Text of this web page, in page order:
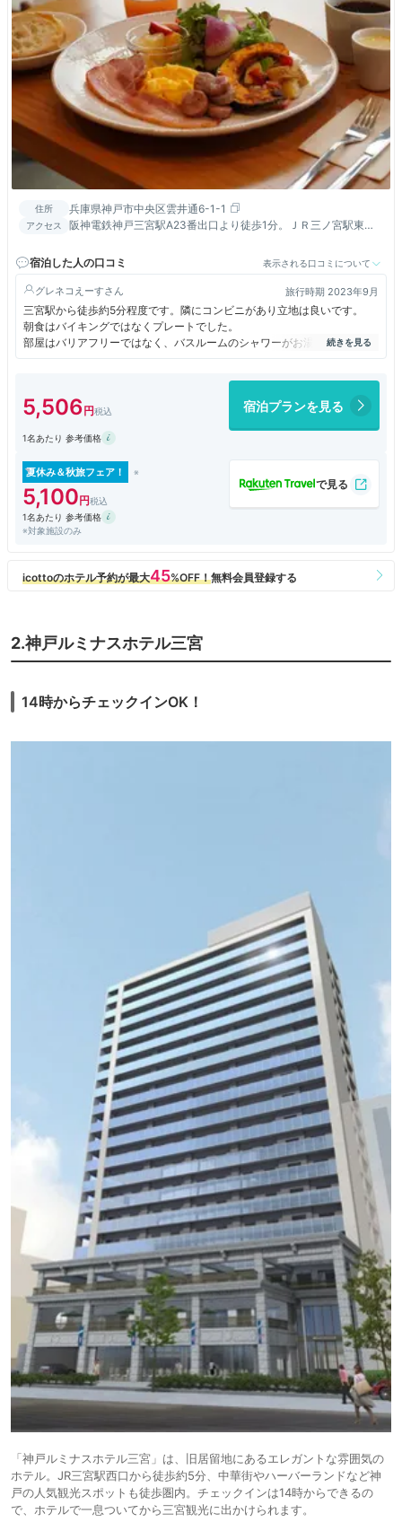
住所 兵庫県神戸市中央区雲井通6-1-1
アクセス
阪神電鉄神戸三宮駅A23番出口より徒歩1分。ＪＲ三ノ宮駅東口
宿泊した人の口コミ
表示される口コミについて
グレネコえーす 旅行時期 2023年9月
三宮駅から徒歩約5分程度です。隣にコンビニがあり立地は良いです。
朝食はバイキングではなくプレートでした。
部屋はバリアフリーではなく、バスルームのシャワーがお湯と水をそれぞ
れ調節するタイプで不便でした。
ポットはデロンギでしたが。
5,506 宿泊プランを見る
1名あたり 参考価格
夏休み＆秋旅フェア！
5,100
1名あたり 参考価格
※対象施設のみ
2.神戸ルミナスホテル三宮
14時からチェックインOK！
「神戸ルミナスホテル三宮」は、旧居留地にあるエレガントな雰囲気の
ホテル。JR三宮駅西口から徒歩約5分、中華街やハーバーランドなど神
戸の人気観光スポットも徒歩圏内。チェックインは14時からできるの
で、ホテルで一息ついてから三宮観光に出かけられます。